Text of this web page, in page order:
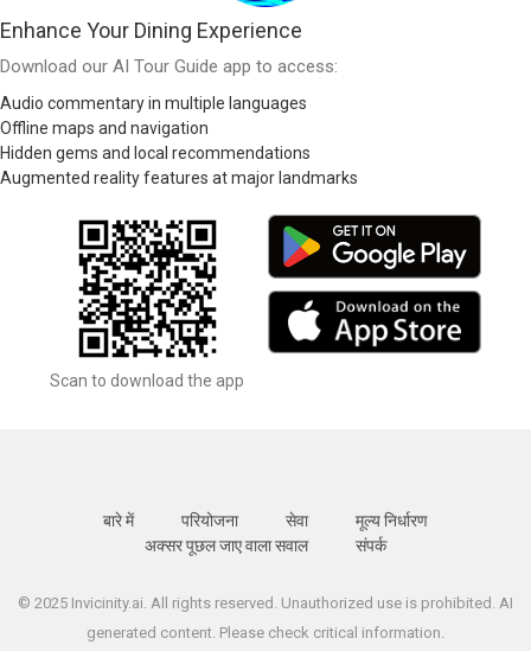
Enhance Your Dining Experience
Download our AI Tour Guide app to access:
Audio commentary in multiple languages
Offline maps and navigation
Hidden gems and local recommendations
Augmented reality features at major landmarks
Scan to download the app
बारे में परियोजना सेवा
मूल्य निर्धारण
अक्सर पूछल जाए वाला सवाल
संपर्क
© 2025 Invicinity.ai. All rights reserved. Unauthorized use is prohibited. AI
generated content. Please check critical information.